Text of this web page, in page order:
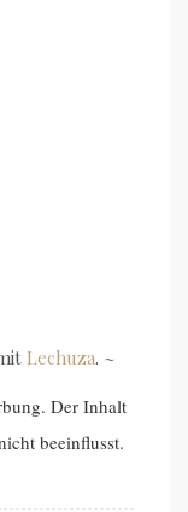
Lechuza. ~
Der Inhalt
beeinflusst.